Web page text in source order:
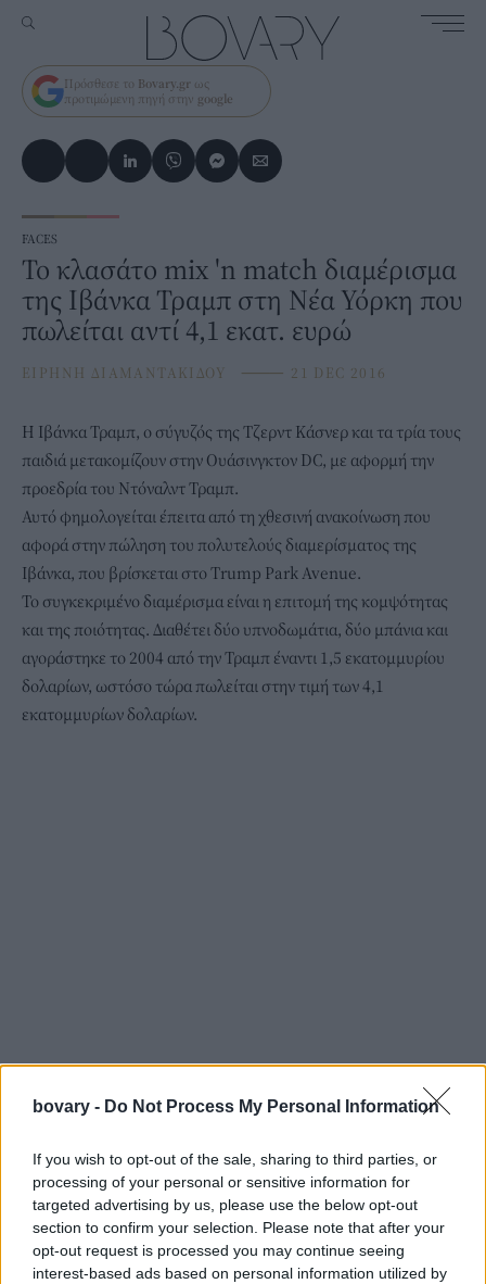
bovary - Do Not Process My Personal Information
If you wish to opt-out of the sale, sharing to third parties, or
processing of your personal or sensitive information for
targeted advertising by us, please use the below opt-out
section to confirm your selection. Please note that after your
opt-out request is processed you may continue seeing
interest-based ads based on personal information utilized by
Πρόσθεσε το Bovary.gr ως
προτιμώμενη πηγή στην google
FACES
Το κλασάτο mix 'n match διαμέρισμα
της Ιβάνκα Τραμπ στη Νέα Υόρκη που
πωλείται αντί 4,1 εκατ. ευρώ
ΕΙΡΗΝΗ ΔΙΑΜΑΝΤΑΚΙΔΟΥ ⸻ 21 DEC 2016
Η Ιβάνκα Τραμπ, ο σύγυζός της Τζερντ Κάσνερ και τα τρία τους
παιδιά μετακομίζουν στην Ουάσινγκτον DC, με αφορμή την
προεδρία του Ντόναλντ Τραμπ.
Αυτό φημολογείται έπειτα από τη χθεσινή ανακοίνωση που
αφορά στην πώληση του πολυτελούς διαμερίσματος της
Ιβάνκα, που βρίσκεται στο Trump Park Avenue.
Το συγκεκριμένο διαμέρισμα είναι η επιτομή της κομψότητας
και της ποιότητας. Διαθέτει δύο υπνοδωμάτια, δύο μπάνια και
αγοράστηκε το 2004 από την Τραμπ έναντι 1,5 εκατομμυρίου
δολαρίων, ωστόσο τώρα πωλείται στην τιμή των 4,1
εκατομμυρίων δολαρίων.